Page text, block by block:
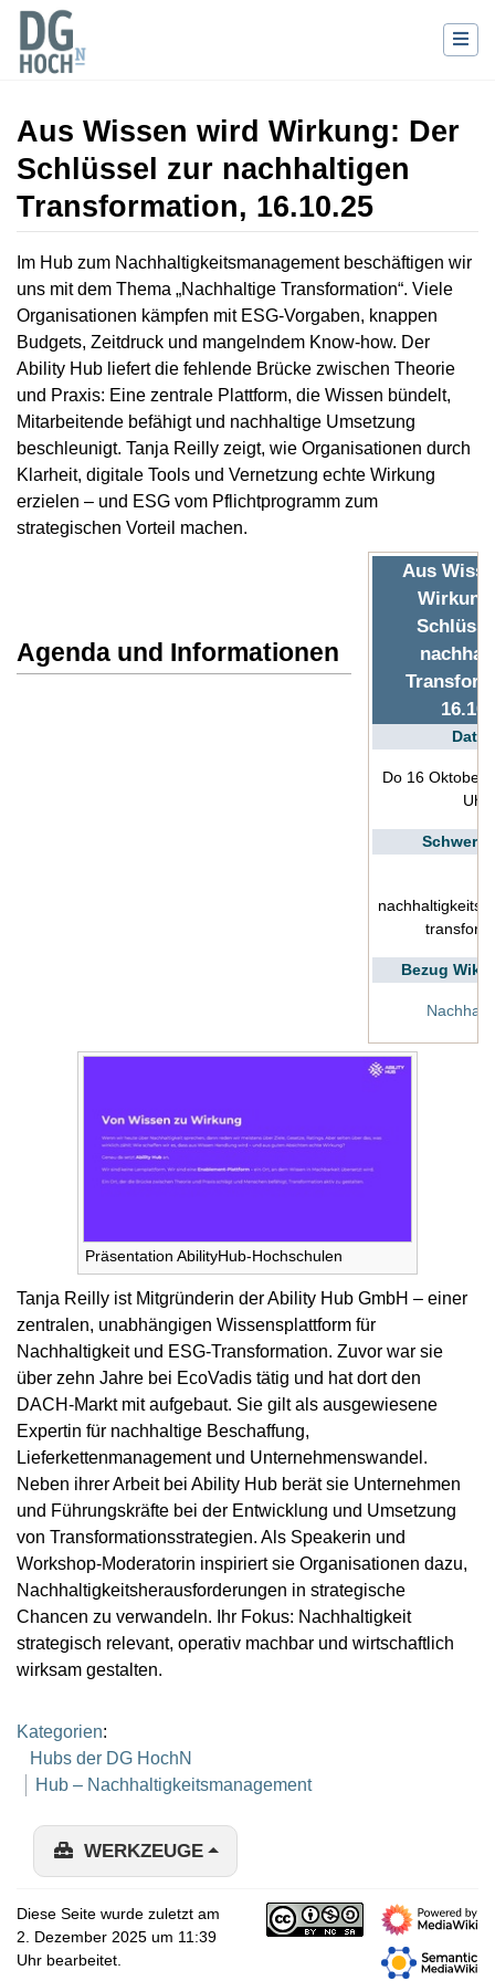
Aus Wissen wird Wirkung: Der
Schlüssel zur nachhaltigen
Transformation, 16.10.25
Wechseln zu:Navigation,Suche
Im Hub zum Nachhaltigkeitsmanagement beschäftigen wir
uns mit dem Thema „Nachhaltige Transformation“. Viele
Organisationen kämpfen mit ESG-Vorgaben, knappen
Budgets, Zeitdruck und mangelndem Know-how. Der
Ability Hub liefert die fehlende Brücke zwischen Theorie
und Praxis: Eine zentrale Plattform, die Wissen bündelt,
Mitarbeitende befähigt und nachhaltige Umsetzung
beschleunigt. Tanja Reilly zeigt, wie Organisationen durch
Klarheit, digitale Tools und Vernetzung echte Wirkung
erzielen – und ESG vom Pflichtprogramm zum
strategischen Vorteil machen.
Aus
Do 16 Oktober
Uhr
Bezug Wiki-
Agenda und Informationen
Präsentation AbilityHub-Hochschulen
Tanja Reilly ist Mitgründerin der Ability Hub GmbH – einer
zentralen, unabhängigen Wissensplattform für
Nachhaltigkeit und ESG-Transformation. Zuvor war sie
über zehn Jahre bei EcoVadis tätig und hat dort den
DACH-Markt mit aufgebaut. Sie gilt als ausgewiesene
Expertin für nachhaltige Beschaffung,
Lieferkettenmanagement und Unternehmenswandel.
Neben ihrer Arbeit bei Ability Hub berät sie Unternehmen
und Führungskräfte bei der Entwicklung und Umsetzung
von Transformationsstrategien. Als Speakerin und
Workshop-Moderatorin inspiriert sie Organisationen dazu,
Nachhaltigkeitsherausforderungen in strategische
Chancen zu verwandeln. Ihr Fokus: Nachhaltigkeit
strategisch relevant, operativ machbar und wirtschaftlich
wirksam gestalten.
Kategorien:
Hubs der DG HochN
Hub – Nachhaltigkeitsmanagement
WERKZEUGE
Diese Seite wurde zuletzt am
2. Dezember 2025 um 11:39
Uhr bearbeitet.